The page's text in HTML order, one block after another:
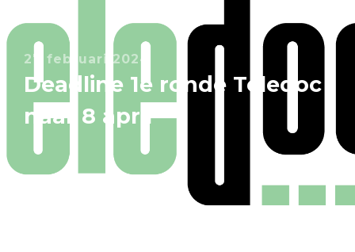
27 februari 2024
Deadline 1e ronde Teledoc
naar 8 april